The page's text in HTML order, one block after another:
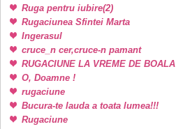
Ruga pentru iubire(2)
Rugaciunea Sfintei Marta
Ingerasul
cruce_n cer,cruce-n pamant
RUGACIUNE LA VREME DE BOALA
O, Doamne !
rugaciune
Bucura-te lauda a toata lumea!!!
Rugaciune